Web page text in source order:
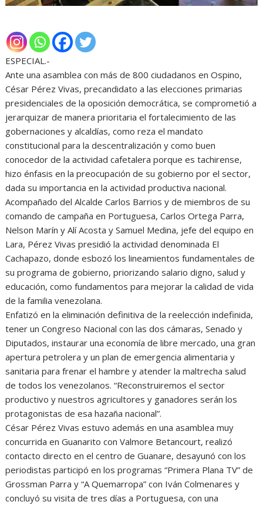
ESPECIAL.-
Ante una asamblea con más de 800 ciudadanos en Ospino,
César Pérez Vivas, precandidato a las elecciones primarias
presidenciales de la oposición democrática, se comprometió a
jerarquizar de manera prioritaria el fortalecimiento de las
gobernaciones y alcaldías, como reza el mandato
constitucional para la descentralización y como buen
conocedor de la actividad cafetalera porque es tachirense,
hizo énfasis en la preocupación de su gobierno por el sector,
dada su importancia en la actividad productiva nacional.
Acompañado del Alcalde Carlos Barrios y de miembros de su
comando de campaña en Portuguesa, Carlos Ortega Parra,
Nelson Marín y Alí Acosta y Samuel Medina, jefe del equipo en
Lara, Pérez Vivas presidió la actividad denominada El
Cachapazo, donde esbozó los lineamientos fundamentales de
su programa de gobierno, priorizando salario digno, salud y
educación, como fundamentos para mejorar la calidad de vida
de la familia venezolana.
Enfatizó en la eliminación definitiva de la reelección indefinida,
tener un Congreso Nacional con las dos cámaras, Senado y
Diputados, instaurar una economía de libre mercado, una gran
apertura petrolera y un plan de emergencia alimentaria y
sanitaria para frenar el hambre y atender la maltrecha salud
de todos los venezolanos. “Reconstruiremos el sector
productivo y nuestros agricultores y ganadores serán los
protagonistas de esa hazaña nacional”.
César Pérez Vivas estuvo además en una asamblea muy
concurrida en Guanarito con Valmore Betancourt, realizó
contacto directo en el centro de Guanare, desayunó con los
periodistas participó en los programas “Primera Plana TV” de
Grossman Parra y “A Quemarropa” con Iván Colmenares y
concluyó su visita de tres días a Portuguesa, con una